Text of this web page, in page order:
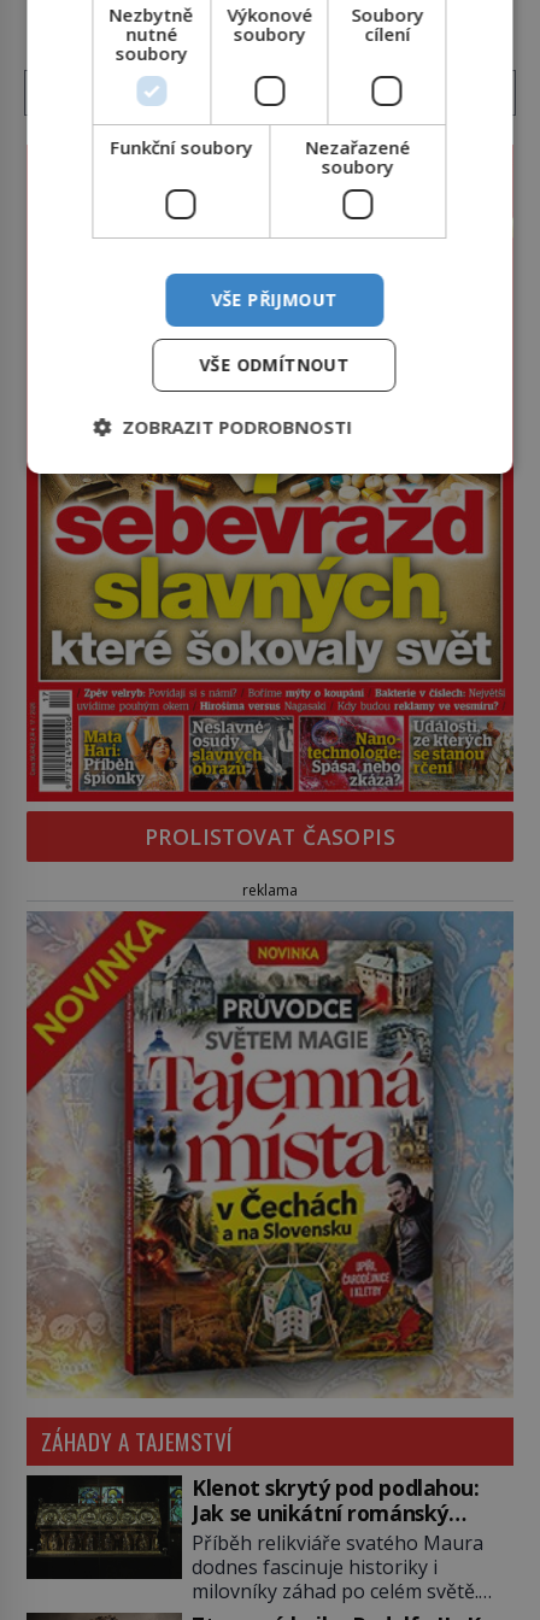
PROLISTOVAT ČASOPIS
reklama
ZÁHADY A TAJEMSTVÍ
Klenot skrytý pod podlahou:
Jak se unikátní románský
poklad dostal do zapadlého
Bečova?
Příběh relikviáře svatého Maura
dodnes fascinuje historiky i
milovníky záhad po celém světě.
Nezbytně
nutné
soubory
Výkonové
soubory
Soubory
cílení
Funkční soubory
Nezařazené
soubory
VŠE PŘIJMOUT
VŠE ODMÍTNOUT
ZOBRAZIT PODROBNOSTI